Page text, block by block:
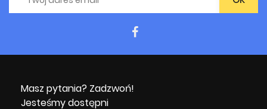
Masz pytania? Zadzwoń!
Jesteśmy dostępni